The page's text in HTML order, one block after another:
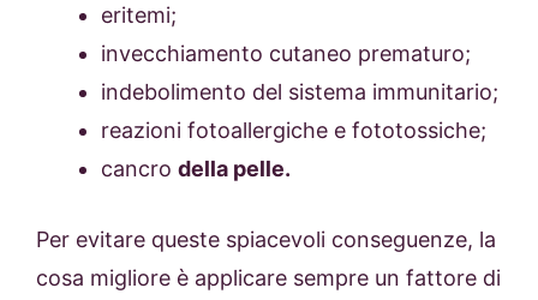
eritemi;
invecchiamento cutaneo prematuro;
indebolimento del sistema immunitario;
reazioni fotoallergiche e fototossiche;
cancro della pelle.
Per evitare queste spiacevoli conseguenze, la
cosa migliore è applicare sempre un fattore di